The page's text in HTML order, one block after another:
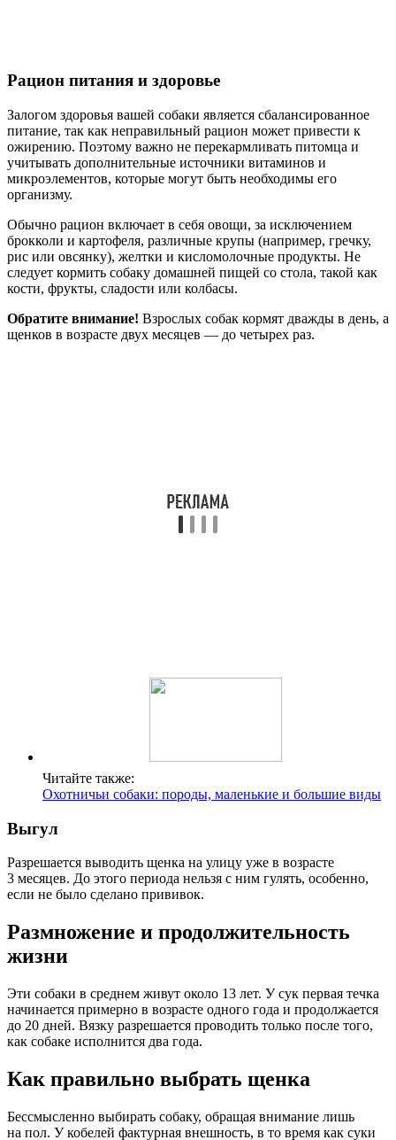
Рацион питания и здоровье
Залогом здоровья вашей собаки является сбалансированное
питание, так как неправильный рацион может привести к
ожирению. Поэтому важно не перекармливать питомца и
учитывать дополнительные источники витаминов и
микроэлементов, которые могут быть необходимы его
организму.
Обычно рацион включает в себя овощи, за исключением
брокколи и картофеля, различные крупы (например, гречку,
рис или овсянку), желтки и кисломолочные продукты. Не
следует кормить собаку домашней пищей со стола, такой как
кости, фрукты, сладости или колбасы.
Обратите внимание! Взрослых собак кормят дважды в день, а
щенков в возрасте двух месяцев — до четырех раз.
Читайте также:
Охотничьи собаки: породы, маленькие и большие виды
Выгул
Разрешается выводить щенка на улицу уже в возрасте
3 месяцев. До этого периода нельзя с ним гулять, особенно,
если не было сделано прививок.
Размножение и продолжительность
жизни
Эти собаки в среднем живут около 13 лет. У сук первая течка
начинается примерно в возрасте одного года и продолжается
до 20 дней. Вязку разрешается проводить только после того,
как собаке исполнится два года.
Как правильно выбрать щенка
Бессмысленно выбирать собаку, обращая внимание лишь
на пол. У кобелей фактурная внешность, в то время как суки